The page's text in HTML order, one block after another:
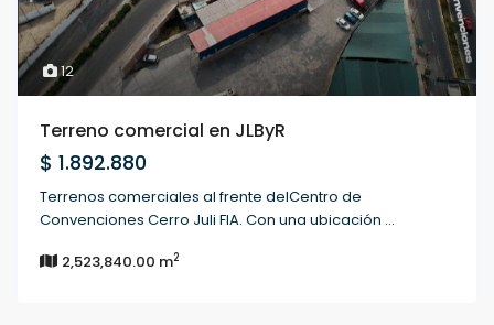
12
Terreno comercial en JLByR
$ 1.892.880
Terrenos comerciales al frente delCentro de
Convenciones Cerro Juli FIA. Con una ubicación ...
2,523,840.00 m2